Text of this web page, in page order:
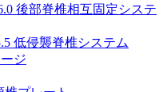
後部脊椎相互固定システ
低侵襲脊椎システム
ジ